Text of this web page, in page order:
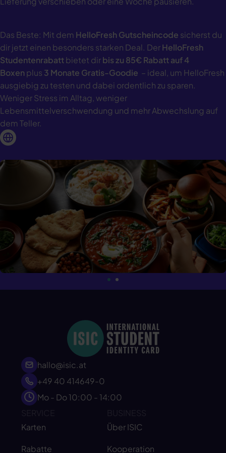
Das Beste: Mit dem HelloFresh Gutscheincode sicherst du
dir jetzt einen besonders starken Deal. DerHelloFresh
Studentenrabattbietet dirbis zu 85€ Rabatt auf 4
Boxenplus 3 Monate Gratis-Goodie – ideal, um HelloFresh
ausgiebig zu testen und dabei ordentlich zu sparen.
Weniger Stress im Alltag, weniger
Lebensmittelverschwendung und mehr Abwechslung auf
dem Teller.
hallo@isic.at
+49 40 414649-0
Mo - Do 10:00 - 14:00
Karten
Rabatte
Über ISIC
Kooperation